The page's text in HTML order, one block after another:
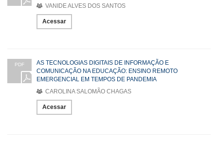
VANIDE ALVES DOS SANTOS
Acessar
PDF
AS TECNOLOGIAS DIGITAIS DE INFORMAÇÃO E
COMUNICAÇÃO NA EDUCAÇÃO: ENSINO REMOTO
EMERGENCIAL EM TEMPOS DE PANDEMIA
CAROLINA SALOMÃO CHAGAS
Acessar